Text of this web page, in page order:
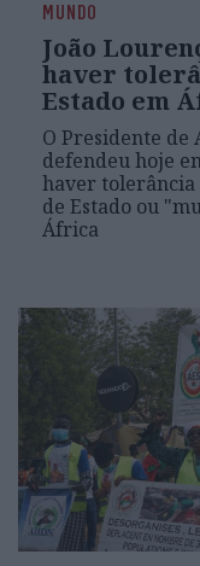
MUNDO
João
haver
Estado em
O Presidente de
defendeu hoje
haver tolerância
de Estado ou
África